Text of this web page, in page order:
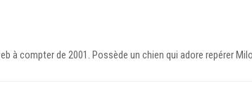
à compter de 2001. Possède un chien qui adore repérer